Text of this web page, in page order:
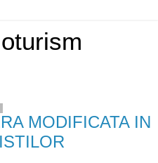
MODIFICATA IN